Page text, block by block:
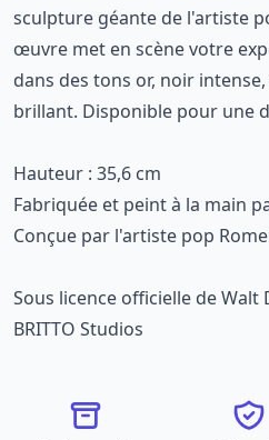
sculpture géante de l'artiste
œuvre met en scène votre
dans des tons or, noir
brillant. Disponible pour une
Hauteur : 35,6 cm
Fabriquée et peint à la main
Conçue par l'artiste pop
Sous licence officielle de Walt
BRITTO Studios